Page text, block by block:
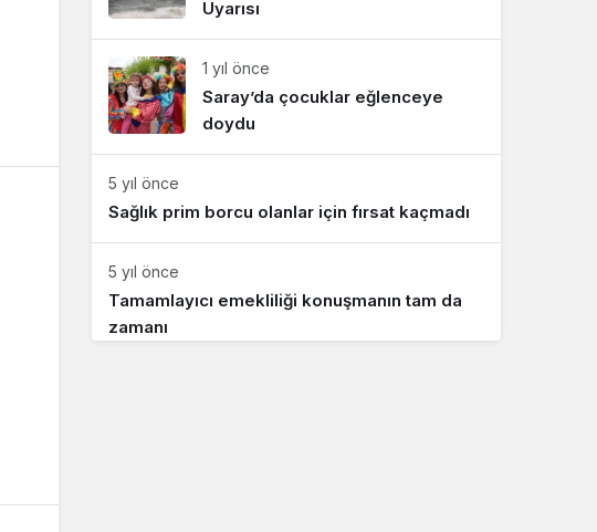
Uyarısı
1 yıl önce
Saray’da çocuklar eğlenceye
doydu
5 yıl önce
Sağlık prim borcu olanlar için fırsat kaçmadı
5 yıl önce
Tamamlayıcı emekliliği konuşmanın tam da
zamanı